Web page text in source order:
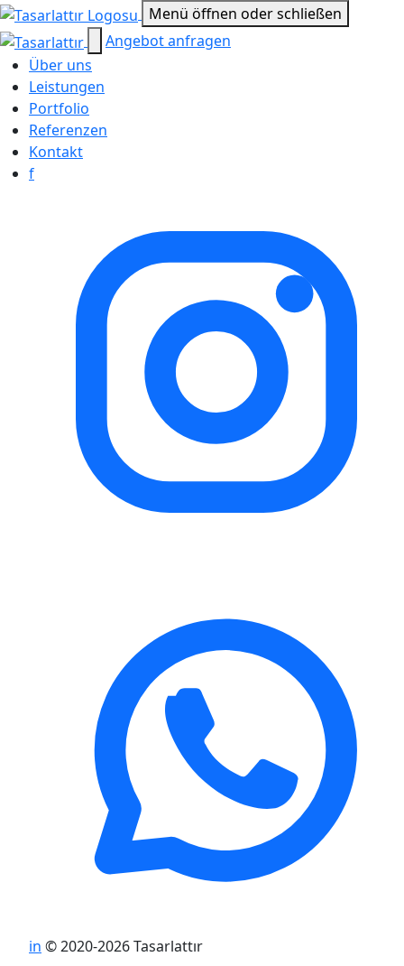
Menü öffnen oder schließen
Angebot anfragen
Über uns
Leistungen
Portfolio
Referenzen
Kontakt
f
in © 2020-2026 Tasarlattır